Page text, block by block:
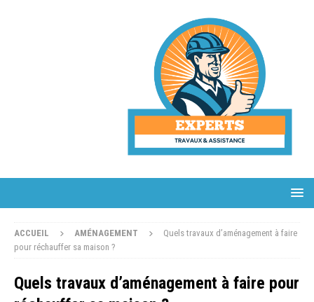
ACCUEIL AMÉNAGEMENT
Quels travaux d’aménagement à faire
pour réchauffer sa maison ?
Quels travaux d’aménagement à faire pour